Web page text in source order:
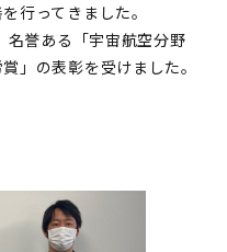
行ってきました。
名誉ある「宇宙航空分野
」の表彰を受けました。